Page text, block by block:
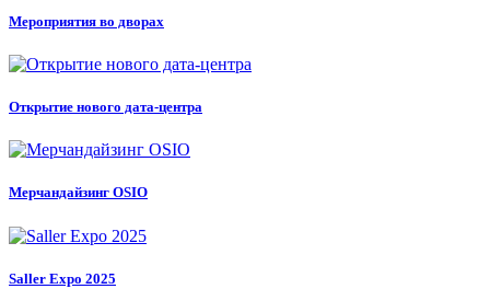
Мероприятия во дворах
Открытие нового дата-центра
Мерчандайзинг OSIO
Saller Expo 2025